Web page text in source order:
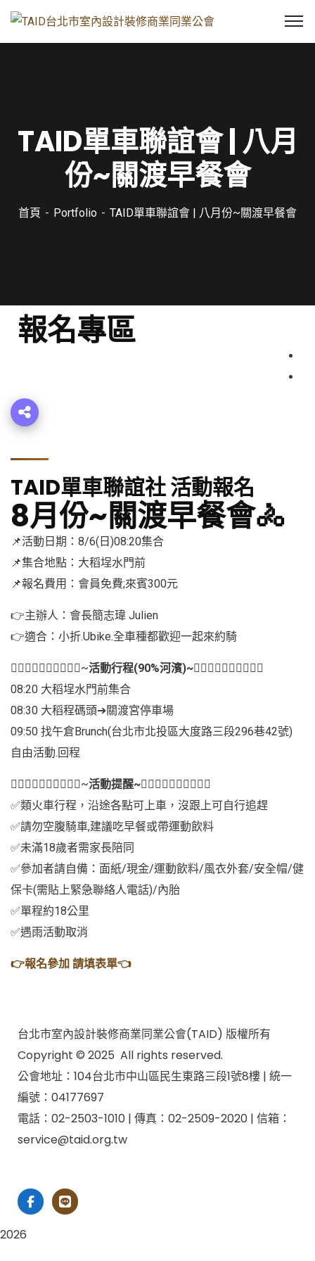
TAID單車聯誼會 | 八月
份~關渡早餐會
首頁 Portfolio TAID單車聯誼會 | 八月份~關渡早餐會
報名專區
TAID單車聯誼社 活動報名
8月份~關渡早餐會🚴‍
📌活動日期：8/6(日)08:20集合
📌集合地點：大稻埕水門前
📌報名費用：會員免費;來賓300元
👉主辦人：會長簡志瑋 Julien
👉適合：小折.Ubike.全車種都歡迎一起來約騎
🚴‍♂️🚴‍♂️🚴‍♂️🚴‍♂️🚴‍♂️~活動行程(90%河濱)~🚴‍♂️🚴‍♂️🚴‍♂️🚴‍♂️🚴‍♂️
08:20 大稻埕水門前集合
08:30 大稻程碼頭➔關渡宮停車場
09:50 找午倉Brunch(台北市北投區大度路三段296巷42號)
自由活動.回程
🚴‍♂️🚴‍♂️🚴‍♂️🚴‍♂️🚴‍♂️~活動提醒~🚴‍♂️🚴‍♂️🚴‍♂️🚴‍♂️🚴‍♂️
✅類火車行程，沿途各點可上車，沒跟上可自行追趕
✅請勿空腹騎車,建議吃早餐或帶運動飲料
✅未滿18歲者需家長陪同
✅參加者請自備：面紙/現金/運動飲料/風衣外套/安全帽/健
保卡(需貼上緊急聯絡人電話)/內胎
✅單程約18公里
✅遇雨活動取消
👉報名參加 請填表單👈
台北市室內設計裝修商業同業公會(TAID) 版權所有
Copyright © 2025 All rights reserved.
公會地址：104台北市中山區民生東路三段1號8樓 | 統一
編號：04177697
電話：02-2503-1010 | 傳真：02-2509-2020 | 信箱：
service@taid.org.tw
2026